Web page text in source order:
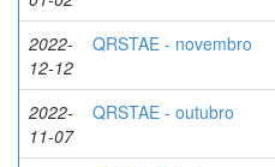
2022-
12-12
QRSTAE - novembro
2022-
11-07
QRSTAE - outubro